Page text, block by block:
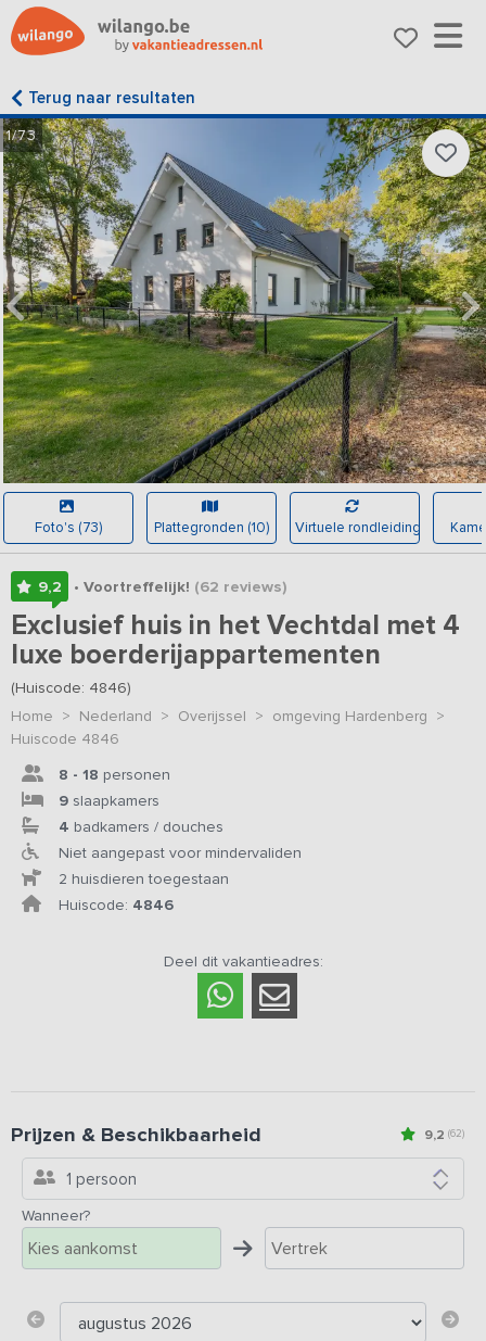
Terug naar resultaten
1/73
Foto's (73) Plattegronden (10) Virtuele rondleiding
9,2 • Voortreffelijk! (62 reviews)
Exclusief huis in het Vechtdal met 4
luxe boerderijappartementen
(Huiscode: 4846)
Home > Nederland > Overijssel > omgeving Hardenberg >
Huiscode 4846
8 - 18 personen
9 slaapkamers
4 badkamers / douches
Niet aangepast voor mindervaliden
2 huisdieren toegestaan
Huiscode: 4846
Deel dit vakantieadres:
9,2 (62)
Prijzen & Beschikbaarheid
1 persoon
Wanneer?